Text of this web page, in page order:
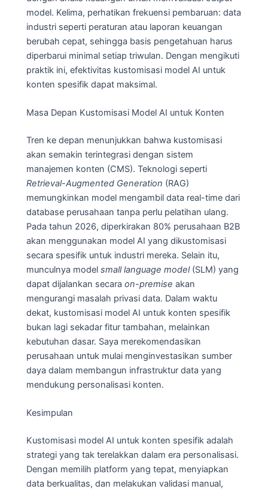
model. Kelima, perhatikan frekuensi pembaruan: data
industri seperti peraturan atau laporan keuangan
berubah cepat, sehingga basis pengetahuan harus
diperbarui minimal setiap triwulan. Dengan mengikuti
praktik ini, efektivitas kustomisasi model AI untuk
konten spesifik dapat maksimal.
Masa Depan Kustomisasi Model AI untuk Konten
Tren ke depan menunjukkan bahwa kustomisasi
akan semakin terintegrasi dengan sistem
manajemen konten (CMS). Teknologi seperti
Retrieval-Augmented Generation (RAG)
memungkinkan model mengambil data real-time dari
database perusahaan tanpa perlu pelatihan ulang.
Pada tahun 2026, diperkirakan 80% perusahaan B2B
akan menggunakan model AI yang dikustomisasi
secara spesifik untuk industri mereka. Selain itu,
munculnya model small language model(SLM) yang
dapat dijalankan secara on-premise akan
mengurangi masalah privasi data. Dalam waktu
dekat, kustomisasi model AI untuk konten spesifik
bukan lagi sekadar fitur tambahan, melainkan
kebutuhan dasar. Saya merekomendasikan
perusahaan untuk mulai menginvestasikan sumber
daya dalam membangun infrastruktur data yang
mendukung personalisasi konten.
Kesimpulan
Kustomisasi model AI untuk konten spesifik adalah
strategi yang tak terelakkan dalam era personalisasi.
Dengan memilih platform yang tepat, menyiapkan
data berkualitas, dan melakukan validasi manual,